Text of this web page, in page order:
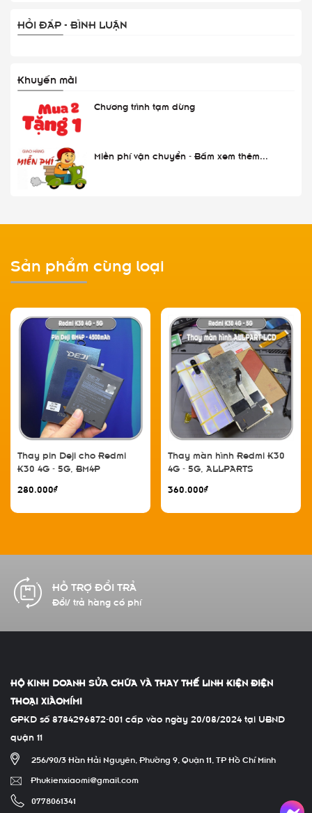
HỎI ĐÁP - BÌNH LUẬN
Khuyến mãi
Chương trình tạm dừng
Miễn phí vận chuyển - Bấm xem thêm...
Sản phẩm cùng loại
Thay pin Deji cho Redmi
K30 4G - 5G, BM4P
280.000₫
Thay màn hình Redmi K30
4G - 5G, ALLPARTS
360.000₫
CAM KẾT CHẤT LƯỢNG
Hàng chính hãng 100%
HỘ KINH DOANH SỬA CHỮA VÀ THAY THẾ LINH KIỆN ĐIỆN
THOẠI XIÀOMÍMI
GPKD số 8784296872-001 cấp vào ngày 20/08/2024 tại UBND
quận 11
256/90/3 Hàn Hải Nguyên, Phường 9, Quận 11, TP Hồ Chí Minh
Phukienxiaomi@gmail.com
0778061341